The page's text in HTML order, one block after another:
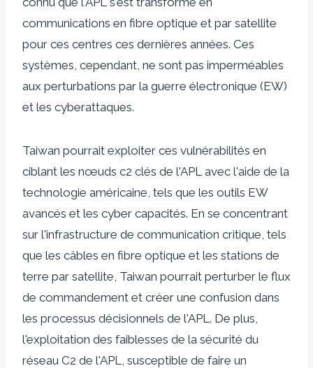
communications en fibre optique et par satellite
pour ces centres ces dernières années. Ces
systèmes, cependant, ne sont pas imperméables
aux perturbations par la guerre électronique (EW)
et les cyberattaques.
Taiwan pourrait exploiter ces vulnérabilités en
ciblant les nœuds c2 clés de l'APL avec l'aide de la
technologie américaine, tels que les outils EW
avancés et les cyber capacités. En se concentrant
sur l'infrastructure de communication critique, tels
que les câbles en fibre optique et les stations de
terre par satellite, Taiwan pourrait perturber le flux
de commandement et créer une confusion dans
les processus décisionnels de l'APL. De plus,
l'exploitation des faiblesses de la sécurité du
réseau C2 de l'APL, susceptible de faire un